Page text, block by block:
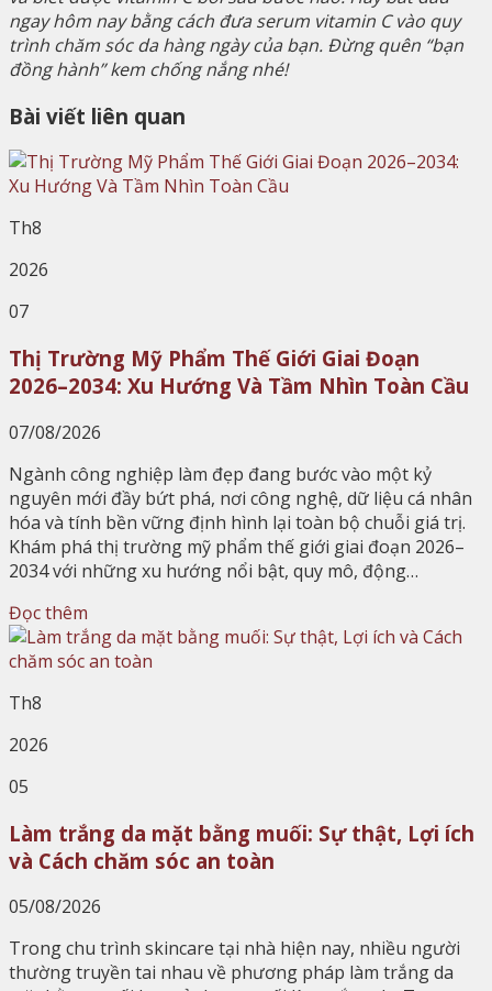
ngay hôm nay bằng cách đưa serum vitamin C vào quy
trình chăm sóc da hàng ngày của bạn. Đừng quên “bạn
đồng hành” kem chống nắng nhé!
Bài viết liên quan
Th8
2026
07
Thị Trường Mỹ Phẩm Thế Giới Giai Đoạn
2026–2034: Xu Hướng Và Tầm Nhìn Toàn Cầu
07/08/2026
Ngành công nghiệp làm đẹp đang bước vào một kỷ
nguyên mới đầy bứt phá, nơi công nghệ, dữ liệu cá nhân
hóa và tính bền vững định hình lại toàn bộ chuỗi giá trị.
Khám phá thị trường mỹ phẩm thế giới giai đoạn 2026–
2034 với những xu hướng nổi bật, quy mô, động…
Đọc thêm
Th8
2026
05
Làm trắng da mặt bằng muối: Sự thật, Lợi ích
và Cách chăm sóc an toàn
05/08/2026
Trong chu trình skincare tại nhà hiện nay, nhiều người
thường truyền tai nhau về phương pháp làm trắng da